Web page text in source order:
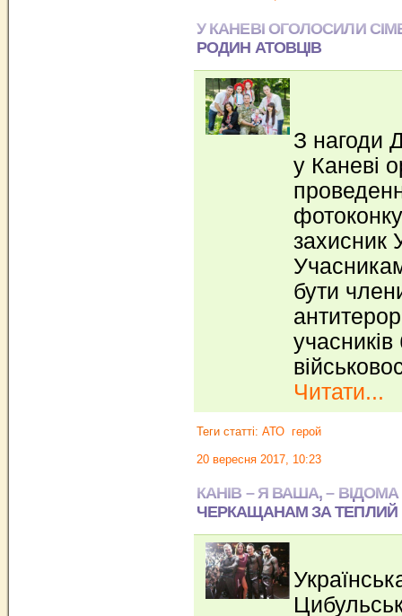
У КАНЕВІ ОГОЛОСИЛИ
РОДИН АТОВЦІВ
З нагоди
у Каневі
захисник
бути
Читати...
Теги статті: АТО герой
20 вересня 2017, 10:23
КАНІВ – Я ВАША, –
ЧЕРКАЩАНАМ ЗА